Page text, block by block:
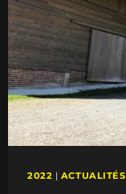
2022 | ACTUALITÉS